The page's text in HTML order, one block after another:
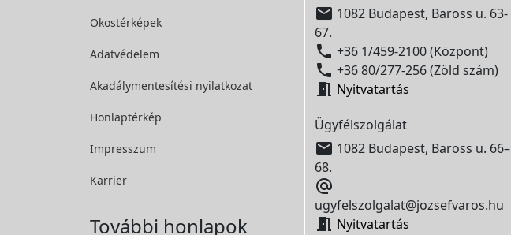
Okostérképek
Adatvédelem
Akadálymentesítési nyilatkozat
Honlaptérkép
Impresszum
Karrier
További honlapok
 1082 Budapest, Baross u. 63-
67.
 +36 1/459-2100 (Központ)
 +36 80/277-256 (Zöld szám)
 Nyitvatartás
Ügyfélszolgálat
 1082 Budapest, Baross u. 66–
68.

ugyfelszolgalat@jozsefvaros.hu
 Nyitvatartás